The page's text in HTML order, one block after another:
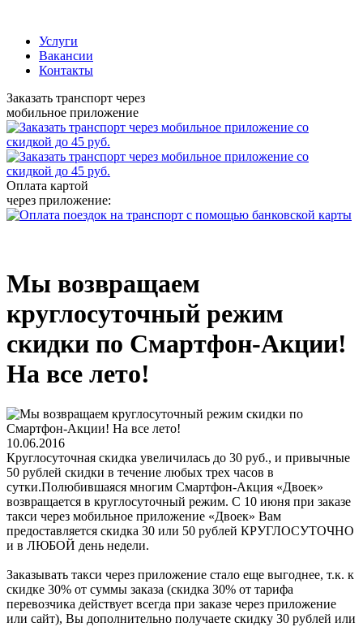
Услуги
Вакансии
Контакты
Заказать транспорт через
мобильное приложение
Оплата картой
через приложение:
Мы возвращаем
круглосуточный режим
скидки по Смартфон-Акции!
На все лето!
10.06.2016
Круглосуточная скидка увеличилась до 30 руб., и привычные
50 рублей скидки в течение любых трех часов в
сутки.Полюбившаяся многим Смартфон-Акция «Двоек»
возвращается в круглосуточный режим. С 10 июня при заказе
такси через мобильное приложение «Двоек» Вам
предоставляется скидка 30 или 50 рублей КРУГЛОСУТОЧНО
и в ЛЮБОЙ день недели.
Заказывать такси через приложение стало еще выгоднее, т.к. к
скидке 30% от суммы заказа (скидка 30% от тарифа
перевозчика действует всегда при заказе через приложение
или сайт), Вы дополнительно получаете скидку 30 рублей или